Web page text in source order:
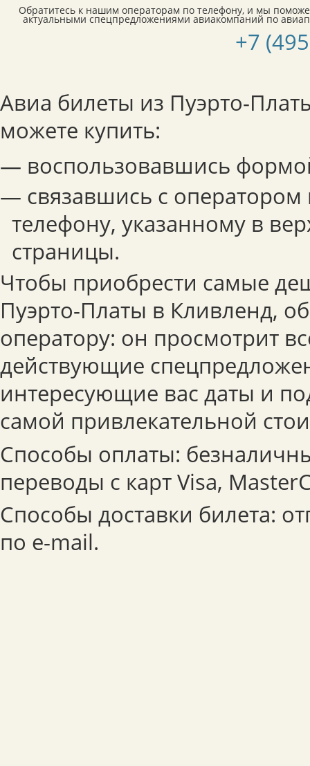
Обратитесь к нашим операторам по телефону, и мы
актуальными спецпредложениями авиакомпаний по
+7
Авиа билеты из Пуэрто-
можете купить:
— воспользовавшись
— связавшись с оператором
телефону, указанному в
страницы.
Чтобы приобрести самые
Пуэрто-Платы в Кливленд,
оператору: он просмотрит
действующие
интересующие вас даты и
самой привлекательной
Способы оплаты:
переводы с карт Visa,
Способы доставки билета:
по e-mail.